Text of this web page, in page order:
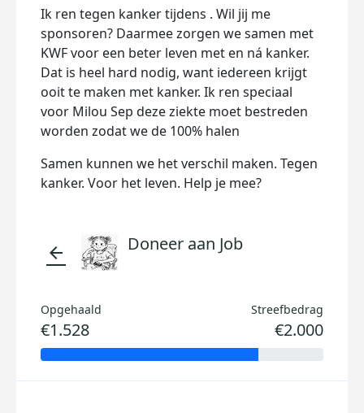
Ik ren tegen kanker tijdens . Wil jij me
sponsoren? Daarmee zorgen we samen met
KWF voor een beter leven met en ná kanker.
Dat is heel hard nodig, want iedereen krijgt
ooit te maken met kanker. Ik ren speciaal
voor Milou Sep deze ziekte moet bestreden
worden zodat we de 100% halen
Samen kunnen we het verschil maken. Tegen
kanker. Voor het leven. Help je mee?
arrow_back Doneer aan Job
Opgehaald
€1.528
Streefbedrag
€2.000